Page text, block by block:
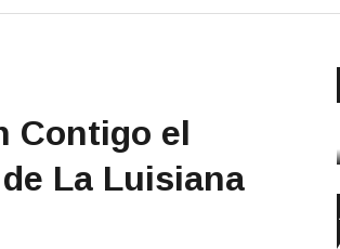
Contigo el
La Luisiana